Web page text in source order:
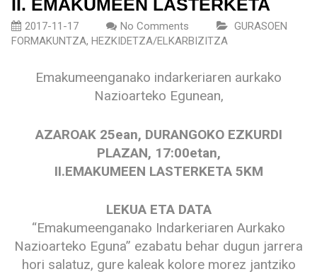
2017-11-17 No Comments
GURASOEN
FORMAKUNTZA, HEZKIDETZA/ELKARBIZITZA
Emakumeenganako indarkeriaren aurkako
Nazioarteko Egunean,
AZAROAK 25ean, DURANGOKO EZKURDI
PLAZAN, 17:00etan,
II.EMAKUMEEN LASTERKETA 5KM
LEKUA ETA DATA
“Emakumeenganako Indarkeriaren Aurkako
Nazioarteko Eguna” ezabatu behar dugun jarrera
hori salatuz, gure kaleak kolore morez jantziko